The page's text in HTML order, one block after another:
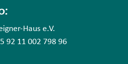
Haus e.V.
92 11 002 798 96